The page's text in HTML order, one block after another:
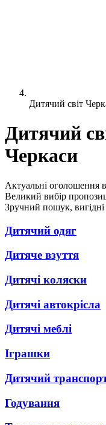
Дитячий світ
Дитячий
Черкаси
Актуальні оголошення
Великий вибір
Зручний пошук, вигідні
Дитячий одяг
Дитяче взуття
Дитячі коляски
Дитячі автокрісла
Дитячі меблі
Іграшки
Дитячий
Годування